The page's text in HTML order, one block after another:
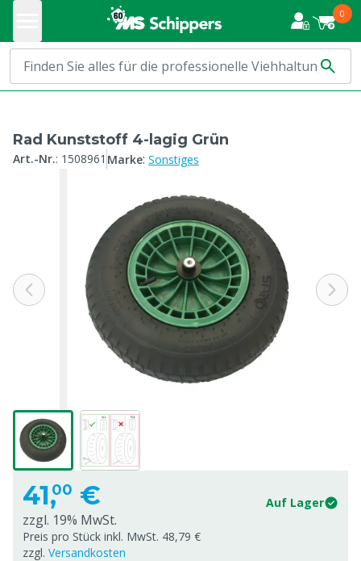
0
Rad Kunststoff 4-lagig Grün
Art.-Nr.: 1508961 Marke: Sonstiges
41,00 € Auf Lager
zzgl. 19% MwSt.
Preis pro Stück inkl. MwSt. 48,79 €
zzgl. Versandkosten